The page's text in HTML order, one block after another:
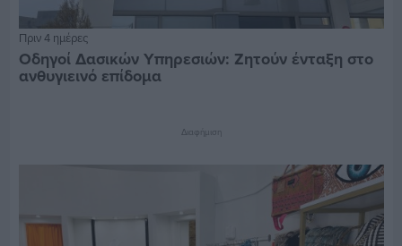
Πριν 4 ημέρες
Οδηγοί Δασικών Υπηρεσιών: Ζητούν ένταξη στο
ανθυγιεινό επίδομα
Διαφήμιση